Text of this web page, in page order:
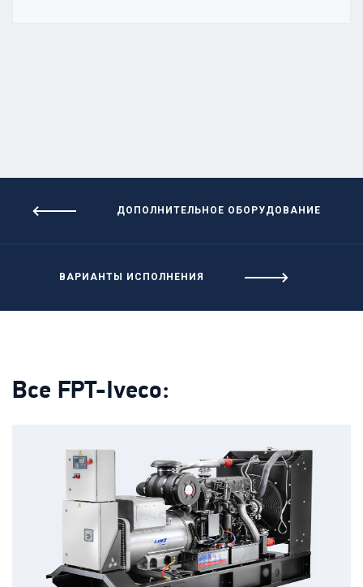
ДОПОЛНИТЕЛЬНОЕ ОБОРУДОВАНИЕ
ВАРИАНТЫ ИСПОЛНЕНИЯ
Все FPT-Iveco: